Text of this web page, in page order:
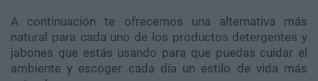
A continuación te ofrecemos una alternativa más
natural para cada uno de los productos detergentes y
jabones que estás usando para que puedas cuidar el
ambiente y escoger cada día un estilo de vida más